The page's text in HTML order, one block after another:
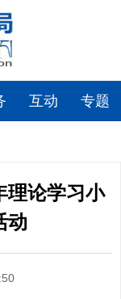
互动 专题
理论学习小
动